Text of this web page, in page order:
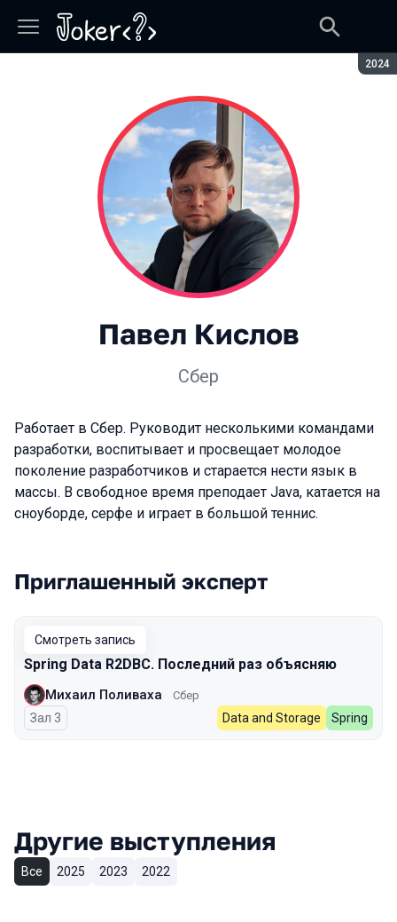
2024
Павел Кислов
Сбер
Работает в Сбер. Руководит несколькими командами
разработки, воспитывает и просвещает молодое
поколение разработчиков и старается нести язык в
массы. В свободное время преподает Java, катается на
сноуборде, серфе и играет в большой теннис.
Выступления в сезоне 2024
Приглашенный эксперт
Смотреть запись
Spring Data R2DBC. Последний раз объясняю
Михаил Поливаха Сбер
Зал 3 Data and Storage Spring
Другие выступления
Все 2025 2023 2022